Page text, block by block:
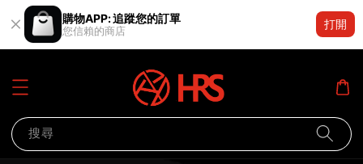
購物APP: 追蹤您的訂單
您信賴的商店
打開
搜尋